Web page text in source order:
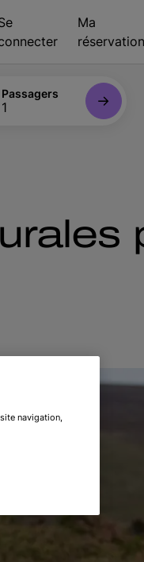
Ma
réservation
Passagers
1
navigation,